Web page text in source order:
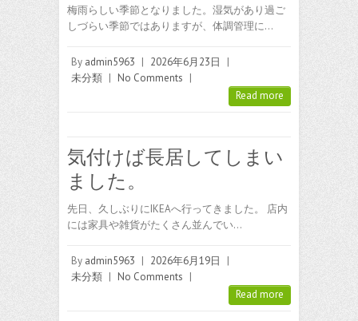
梅雨らしい季節となりました。湿気があり過ご
しづらい季節ではありますが、体調管理に…
By admin5963 | 2026年6月23日
|
未分類 | No Comments |
Read more
気付けば長居してしまい
ました。
先日、久しぶりにIKEAへ行ってきました。 店内
には家具や雑貨がたくさん並んでい…
By admin5963 | 2026年6月19日
|
未分類 | No Comments |
Read more